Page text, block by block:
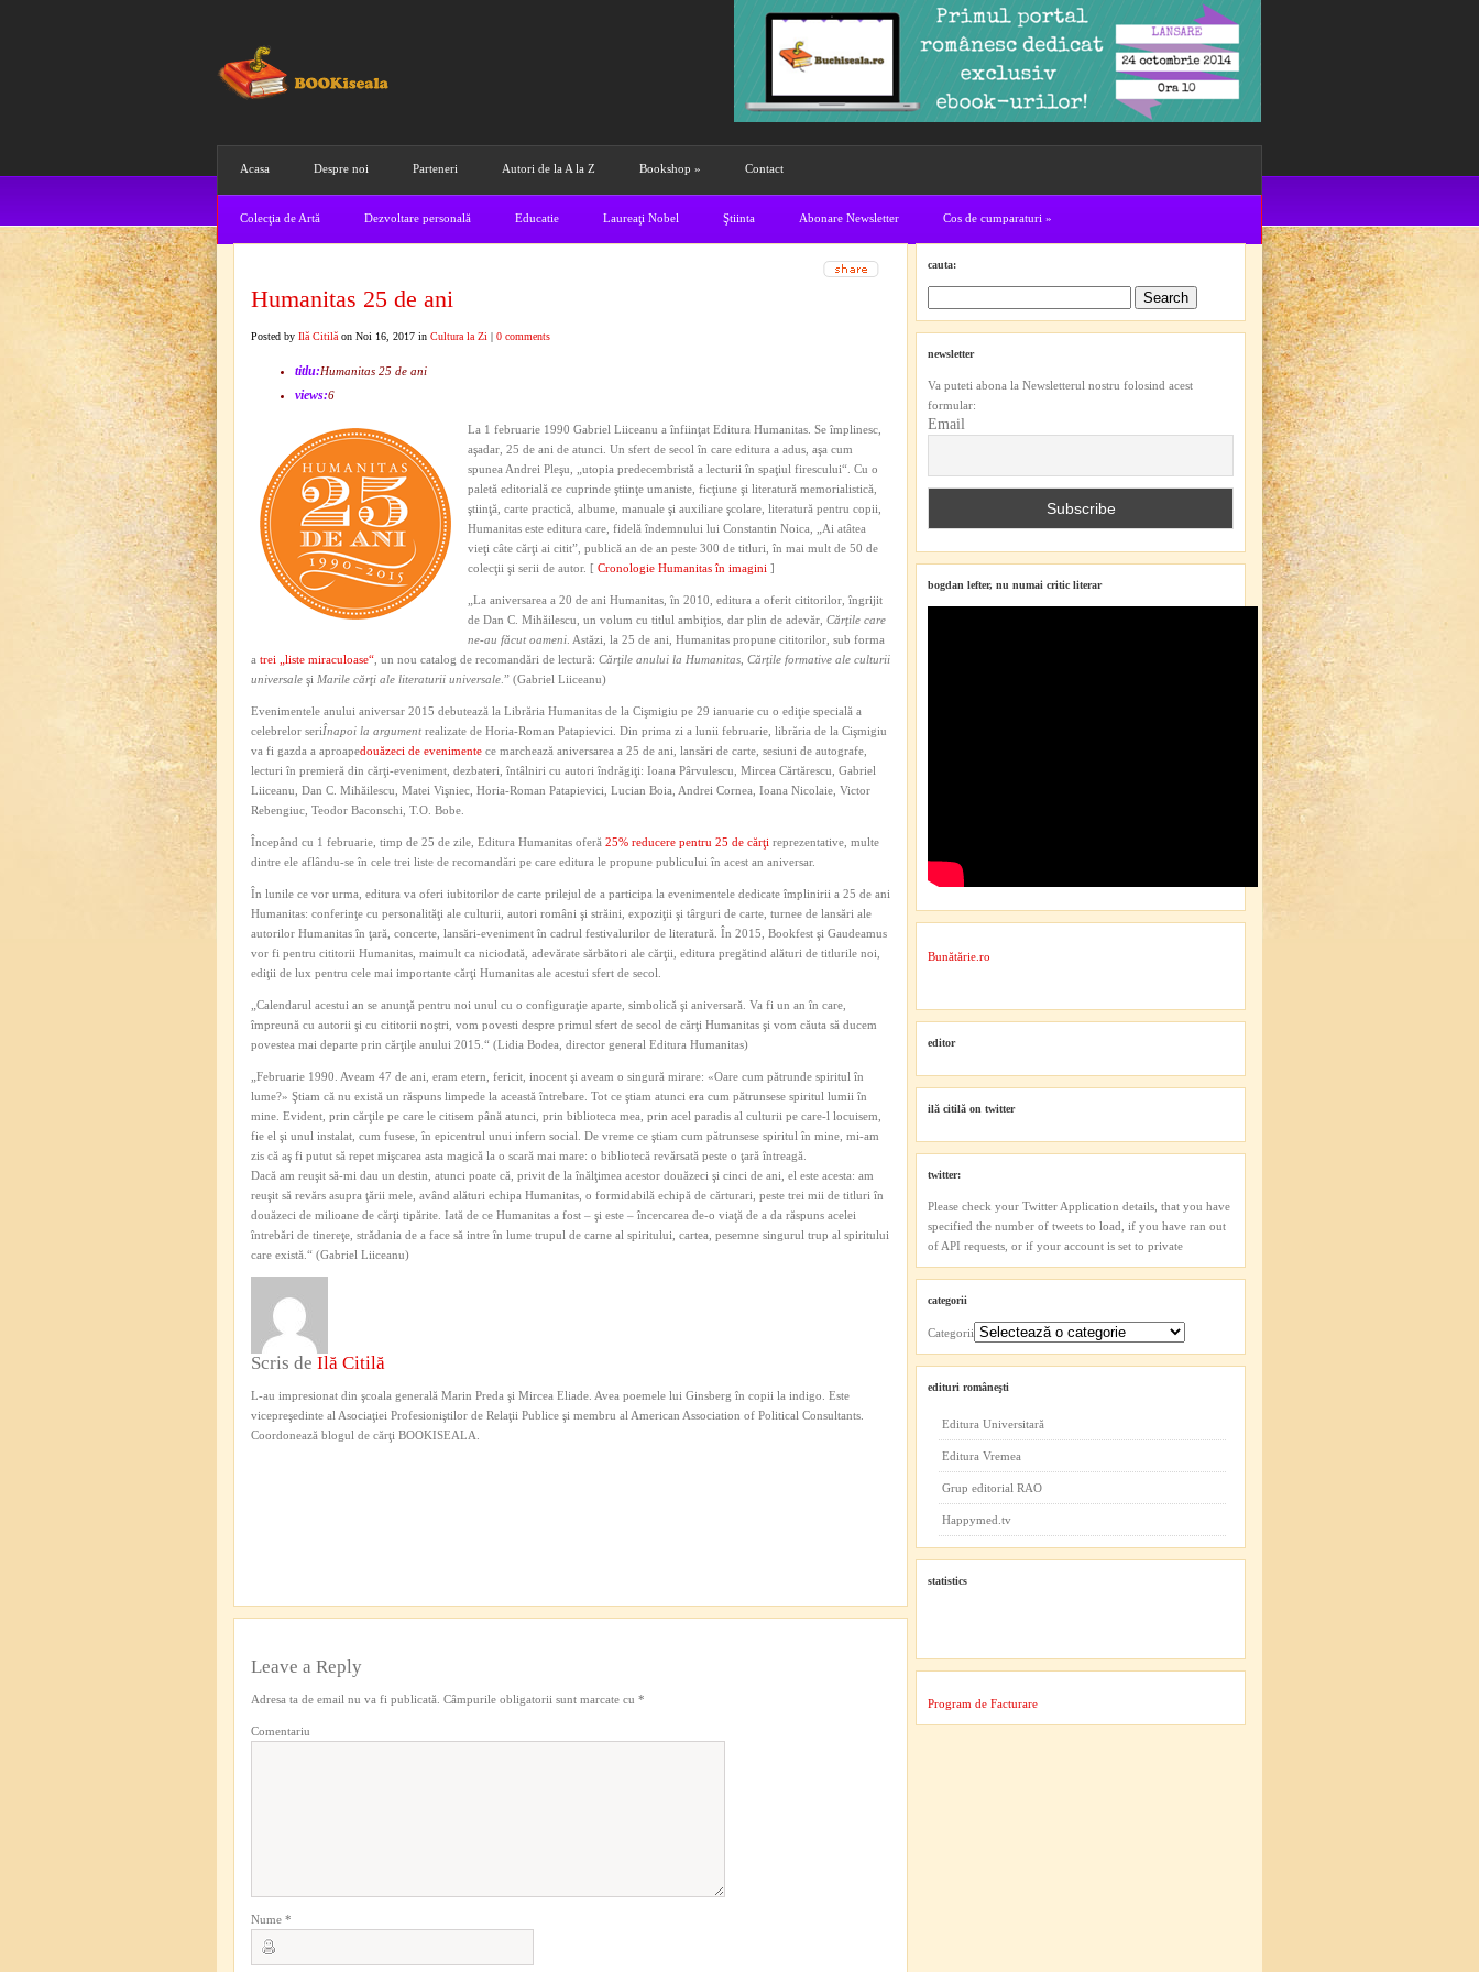
Acasa Despre noi Parteneri Autori de la A la Z Bookshop » Contact
Colecţia de Artă Dezvoltare personală Educatie Laureaţi Nobel Ştiinta Abonare Newsletter Cos de cumparaturi »
Humanitas 25 de ani
Posted by Ilă Citilă on Noi 16, 2017 in Cultura la Zi | 0 comments
titlu:Humanitas 25 de ani
views:6
La 1 februarie 1990 Gabriel Liiceanu a înfiinţat Editura Humanitas. Se împlinesc,
aşadar, 25 de ani de atunci. Un sfert de secol în care editura a adus, aşa cum
spunea Andrei Pleşu, „utopia predecembristă a lecturii în spaţiul firescului“. Cu o
paletă editorială ce cuprinde ştiinţe umaniste, ficţiune şi literatură memorialistică,
ştiinţă, carte practică, albume, manuale şi auxiliare şcolare, literatură pentru copii,
Humanitas este editura care, fidelă îndemnului lui Constantin Noica, „Ai atâtea
vieţi câte cărţi ai citit”, publică an de an peste 300 de titluri, în mai mult de 50 de
colecţii şi serii de autor. [ Cronologie Humanitas în imagini ]
„La aniversarea a 20 de ani Humanitas, în 2010, editura a oferit cititorilor, îngrijit
de Dan C. Mihăilescu, un volum cu titlul ambiţios, dar plin de adevăr, Cărţile care
ne-au făcut oameni . Astăzi, la 25 de ani, Humanitas propune cititorilor, sub forma
a trei „liste miraculoase“ , un nou catalog de recomandări de lectură: Cărţile anului la Humanitas Cărţile formative ale culturii
universale şi Marile cărţi ale literaturii universale .” (Gabriel Liiceanu)
Evenimentele anului aniversar 2015 debutează la Librăria Humanitas de la Cişmigiu pe 29 ianuarie cu o ediţie specială a
celebrelor seriÎnapoi la argument realizate de Horia-Roman Patapievici. Din prima zi a lunii februarie, librăria de la Cişmigiu
va fi gazda a aproapedouăzeci de evenimente ce marchează aniversarea a 25 de ani, lansări de carte, sesiuni de autografe,
lecturi în premieră din cărţi-eveniment, dezbateri, întâlniri cu autori îndrăgiţi: Ioana Pârvulescu, Mircea Cărtărescu, Gabriel
Liiceanu, Dan C. Mihăilescu, Matei Vişniec, Horia-Roman Patapievici, Lucian Boia, Andrei Cornea, Ioana Nicolaie, Victor
Rebengiuc, Teodor Baconschi, T.O. Bobe.
Începând cu 1 februarie, timp de 25 de zile, Editura Humanitas oferă 25% reducere pentru 25 de cărţi reprezentative, multe
dintre ele aflându-se în cele trei liste de recomandări pe care editura le propune publicului în acest an aniversar.
În lunile ce vor urma, editura va oferi iubitorilor de carte prilejul de a participa la evenimentele dedicate împlinirii a 25 de ani
Humanitas: conferinţe cu personalităţi ale culturii, autori români şi străini, expoziţii şi târguri de carte, turnee de lansări ale
autorilor Humanitas în ţară, concerte, lansări-eveniment în cadrul festivalurilor de literatură. În 2015, Bookfest şi Gaudeamus
vor fi pentru cititorii Humanitas, maimult ca niciodată, adevărate sărbători ale cărţii, editura pregătind alături de titlurile noi,
ediţii de lux pentru cele mai importante cărţi Humanitas ale acestui sfert de secol.
„Calendarul acestui an se anunţă pentru noi unul cu o configuraţie aparte, simbolică şi aniversară. Va fi un an în care,
împreună cu autorii şi cu cititorii noştri, vom povesti despre primul sfert de secol de cărţi Humanitas şi vom căuta să ducem
povestea mai departe prin cărţile anului 2015.“ (Lidia Bodea, director general Editura Humanitas)
„Februarie 1990. Aveam 47 de ani, eram etern, fericit, inocent şi aveam o singură mirare: «Oare cum pătrunde spiritul în
lume?» Ştiam că nu există un răspuns limpede la această întrebare. Tot ce ştiam atunci era cum pătrunsese spiritul lumii în
mine. Evident, prin cărţile pe care le citisem până atunci, prin biblioteca mea, prin acel paradis al culturii pe care-l locuisem,
fie el şi unul instalat, cum fusese, în epicentrul unui infern social. De vreme ce ştiam cum pătrunsese spiritul în mine, mi-am
zis că aş fi putut să repet mişcarea asta magică la o scară mai mare: o bibliotecă revărsată peste o ţară întreagă.
Dacă am reuşit să-mi dau un destin, atunci poate că, privit de la înălţimea acestor douăzeci şi cinci de ani, el este acesta: am
reuşit să revărs asupra ţării mele, având alături echipa Humanitas, o formidabilă echipă de cărturari, peste trei mii de titluri în
douăzeci de milioane de cărţi tipărite. Iată de ce Humanitas a fost – şi este – încercarea de-o viaţă de a da răspuns acelei
întrebări de tinereţe, strădania de a face să intre în lume trupul de carne al spiritului, cartea, pesemne singurul trup al spiritului
care există.“ (Gabriel Liiceanu)
Scris de Ilă Citilă
L-au impresionat din şcoala generală Marin Preda şi Mircea Eliade. Avea poemele lui Ginsberg în copii la indigo. Este
vicepreşedinte al Asociaţiei Profesioniştilor de Relaţii Publice şi membru al American Association of Political Consultants.
Coordonează blogul de cărţi BOOKISEALA.
Leave a Reply
Adresa ta de email nu va fi publicată. Câmpurile obligatorii sunt marcate cu *
Comentariu
Nume *
cauta:
newsletter
Va puteti abona la Newsletterul nostru folosind acest
formular:
Email
bogdan lefter, nu numai critic literar
Bunătărie.ro
editor
ilă citilă on twitter
twitter:
Please check your Twitter Application details, that you have
specified the number of tweets to load, if you have ran out
of API requests, or if your account is set to private
categorii
Categorii
edituri româneşti
Editura Universitară
Editura Vremea
Grup editorial RAO
Happymed.tv
statistics
Program de Facturare